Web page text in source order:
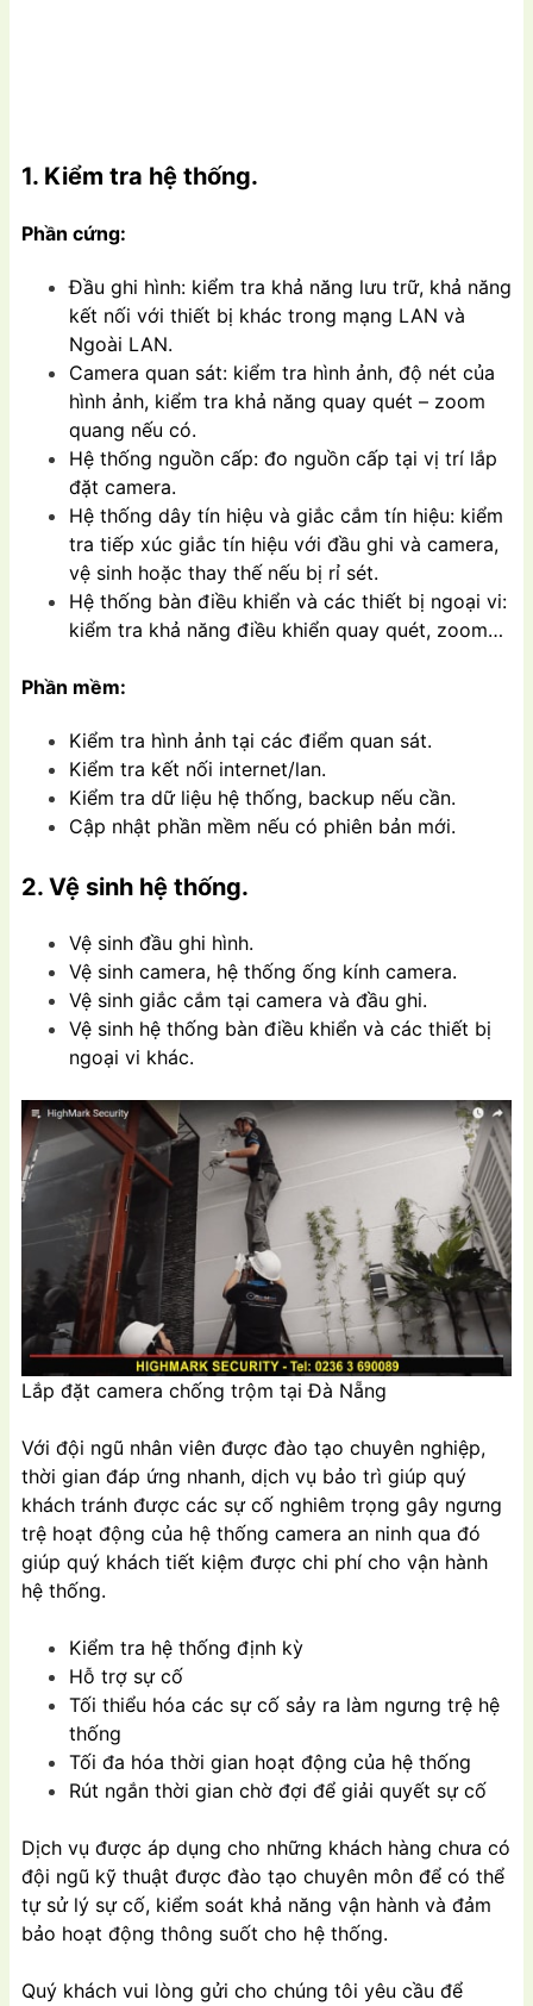
1. Kiểm tra hệ thống.
Phần cứng:
Đầu ghi hình: kiểm tra khả năng lưu trữ, khả năng
kết nối với thiết bị khác trong mạng LAN và
Ngoài LAN.
Camera quan sát: kiểm tra hình ảnh, độ nét của
hình ảnh, kiểm tra khả năng quay quét – zoom
quang nếu có.
Hệ thống nguồn cấp: đo nguồn cấp tại vị trí lắp
đặt camera.
Hệ thống dây tín hiệu và giắc cắm tín hiệu: kiểm
tra tiếp xúc giắc tín hiệu với đầu ghi và camera,
vệ sinh hoặc thay thế nếu bị rỉ sét.
Hệ thống bàn điều khiển và các thiết bị ngoại vi:
kiểm tra khả năng điều khiển quay quét, zoom…
Phần mềm:
Kiểm tra hình ảnh tại các điểm quan sát.
Kiểm tra kết nối internet/lan.
Kiểm tra dữ liệu hệ thống, backup nếu cần.
Cập nhật phần mềm nếu có phiên bản mới.
2. Vệ sinh hệ thống.
Vệ sinh đầu ghi hình.
Vệ sinh camera, hệ thống ống kính camera.
Vệ sinh giắc cắm tại camera và đầu ghi.
Vệ sinh hệ thống bàn điều khiển và các thiết bị
ngoại vi khác.
Lắp đặt camera chống trộm tại Đà Nẵng
Với đội ngũ nhân viên được đào tạo chuyên nghiệp,
thời gian đáp ứng nhanh, dịch vụ bảo trì giúp quý
khách tránh được các sự cố nghiêm trọng gây ngưng
trệ hoạt động của hệ thống camera an ninh qua đó
giúp quý khách tiết kiệm được chi phí cho vận hành
hệ thống.
Kiểm tra hệ thống định kỳ
Hỗ trợ sự cố
Tối thiểu hóa các sự cố sảy ra làm ngưng trệ hệ
thống
Tối đa hóa thời gian hoạt động của hệ thống
Rút ngắn thời gian chờ đợi để giải quyết sự cố
Dịch vụ được áp dụng cho những khách hàng chưa có
đội ngũ kỹ thuật được đào tạo chuyên môn để có thể
tự sử lý sự cố, kiểm soát khả năng vận hành và đảm
bảo hoạt động thông suốt cho hệ thống.
Quý khách vui lòng gửi cho chúng tôi yêu cầu để